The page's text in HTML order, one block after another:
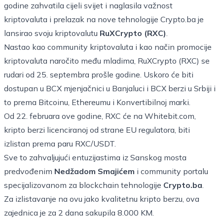
godine zahvatila cijeli svijet i naglasila važnost
kriptovaluta i prelazak na nove tehnologije Crypto.ba je
lansirao svoju kriptovalutu RuXCrypto (RXC).
Nastao kao community kriptovaluta i kao način promocije
kriptovaluta naročito među mladima, RuXCrypto (RXC) se
rudari od 25. septembra prošle godine. Uskoro će biti
dostupan u BCX mjenjačnici u Banjaluci i BCX berzi u Srbiji i
to prema Bitcoinu, Ethereumu i Konvertibilnoj marki.
Od 22. februara ove godine, RXC će na Whitebit.com,
kripto berzi licenciranoj od strane EU regulatora, biti
izlistan prema paru RXC/USDT.
Sve to zahvaljujući entuzijastima iz Sanskog mosta
predvođenim Nedžadom Smajićem i community portalu
specijalizovanom za blockchain tehnologije Crypto.ba.
Za izlistavanje na ovu jako kvalitetnu kripto berzu, ova
zajednica je za 2 dana sakupila 8.000 KM.